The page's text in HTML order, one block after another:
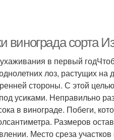
винограда сорта
в первый
лоз, растущих на
стороны. С этой
усиками. Неправильно
в винограде. Побеги,
Размеров
Место среза